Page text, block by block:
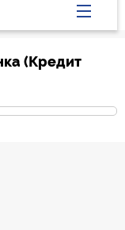
(Кредит